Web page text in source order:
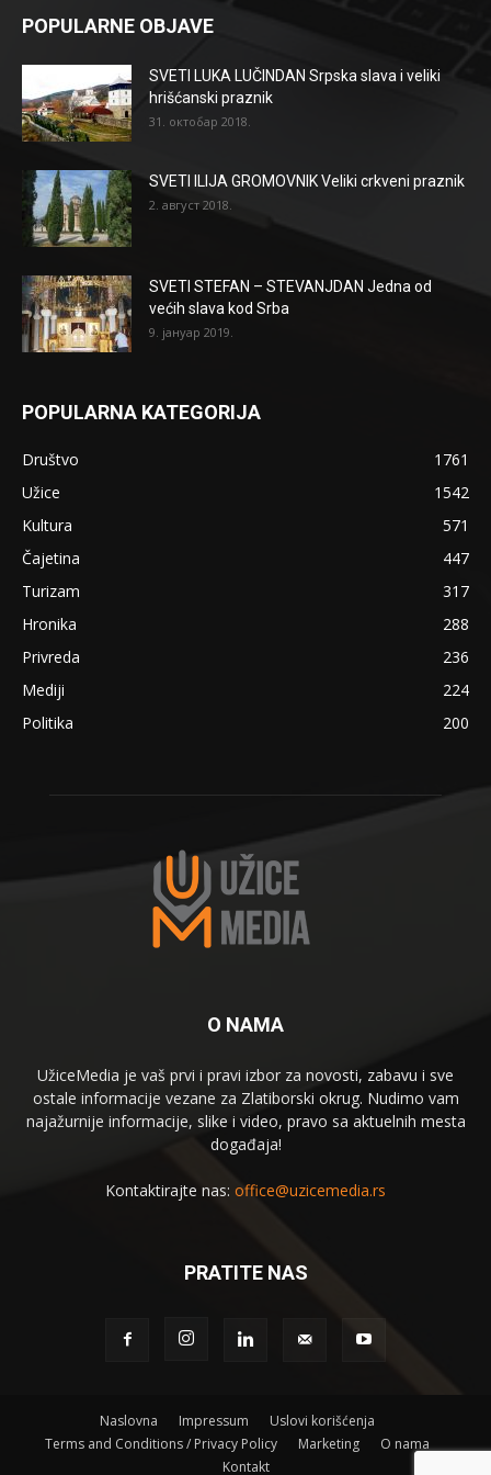
POPULARNE OBJAVE
SVETI LUKA LUČINDAN Srpska slava i veliki
hrišćanski praznik
31. октобар 2018.
SVETI ILIJA GROMOVNIK Veliki crkveni praznik
2. август 2018.
SVETI STEFAN – STEVANJDAN Jedna od
većih slava kod Srba
9. јануар 2019.
POPULARNA KATEGORIJA
Društvo
1761
Užice
1542
Kultura
571
Čajetina
447
Turizam
317
Hronika
288
Privreda
236
Mediji
224
Politika
200
O NAMA
UžiceMedia je vaš prvi i pravi izbor za novosti, zabavu i sve
ostale informacije vezane za Zlatiborski okrug. Nudimo vam
najažurnije informacije, slike i video, pravo sa aktuelnih mesta
događaja!
Kontaktirajte nas: office@uzicemedia.rs
PRATITE NAS
Naslovna Impressum
Uslovi korišćenja
Terms and Conditions / Privacy Policy
Marketing
O nama
Kontakt